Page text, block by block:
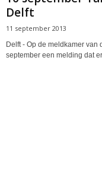
Delft
11 september 2013
Delft - Op de meldkamer
september een melding dat